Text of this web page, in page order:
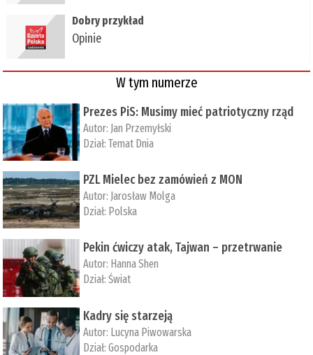
Dobry przykład
Opinie
W tym numerze
Prezes PiS: Musimy mieć patriotyczny rząd
Autor: Jan Przemyłski
Dział:Temat Dnia
PZL Mielec bez zamówień z MON
Autor: Jarosław Molga
Dział: Polska
Pekin ćwiczy atak, Tajwan – przetrwanie
Autor: ­Hanna Shen
Dział:Świat
Kadry się starzeją
Autor: Lucyna Piwowarska
Dział:Gospodarka